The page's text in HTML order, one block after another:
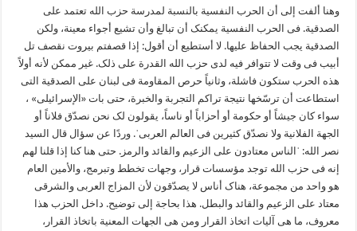
وهنا ألفت إلی أن الحرب النفسیة بالنسبة لمدرسة حزب الله تعتمد علی
الصدقیة. فی الحرب النفسیة یمکنک أن تبالغ وأن تشیع أجواء معینة، ولکن
الصدقیة یجب الحفاظ علیها. لا أستطیع أن أقول: إذا قصفتم بیروت نقصف تل
أبیب فی وقت لا تتوافر فیه لدی حزب الله القدرة علی ذلک. غیر ممکن لأنه أولاً
هذه الحرب ستکون فاشلة، وثانیاً حرص المقاومة فی لبنان علی الصدقیة التی
استطاعت أن ترسّخها نتیجة تراکم التجربة والخبرة، حتی بات «الإسرائیلی» ،
سواء کان جیشاً أو حکومة أو أحزاباً أو ناساً، یقولون لک نحن نصدّق فلاناً أو
الجهة الفلانیة ولا نصدّق کثیرین فی العالم العربیˈ. وردًا عن سؤال قال السید
نصر الله: ˈالناس معتادون علی الزعیم والقائد والرمز. حتی هنا کنا إذا قلنا لهم
إنه فی حزب الله توجد مؤسسات قرار، وجهات تخطط وتبرمج، والأمین العام
هو واحد من مجموعة، هناک أناس لا یصدّقون لأن المزاج العربی والشرقی
معتاد علی الزعیم والقائد والبطل. هذا بحاجة إلی توضیح. داخل الحزب هذا
معروف، ما هی آلیات اتخاذ القرار ومن هی الجهات المعنیة باتخاذ القرار،